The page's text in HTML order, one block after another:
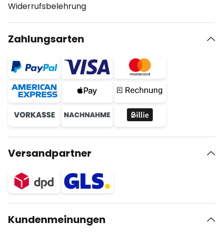
Widerrufsbelehrung
Zahlungsarten
Versandpartner
Kundenmeinungen